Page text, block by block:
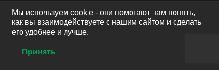
Мы используем cookie - они помогают нам понять,
как вы взаимодействуете с нашим сайтом и сделать
его удобнее и лучше.
Принять